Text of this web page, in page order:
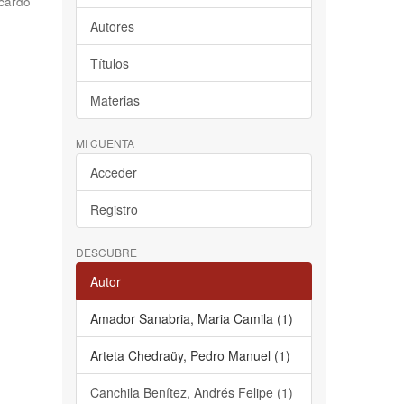
Autores
Títulos
Materias
MI CUENTA
Acceder
Registro
DESCUBRE
Autor
Amador Sanabria, Maria Camila (1)
Arteta Chedraüy, Pedro Manuel (1)
Canchila Benítez, Andrés Felipe (1)